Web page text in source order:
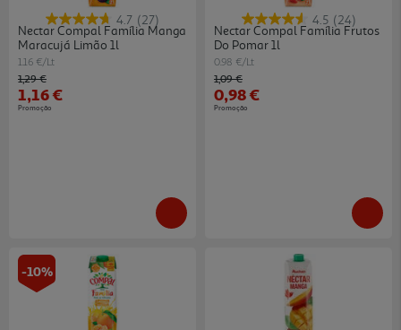
4.7 (27)
Nectar Compal Família Manga
Maracujá Limão 1l
1.16 €/Lt
Price reduced from
1,29 €to
1,16 €
Promoção
4.5 (24)
Nectar Compal Família Frutos
Do Pomar 1l
0.98 €/Lt
Price reduced from
1,09 €to
0,98 €
Promoção
-10%